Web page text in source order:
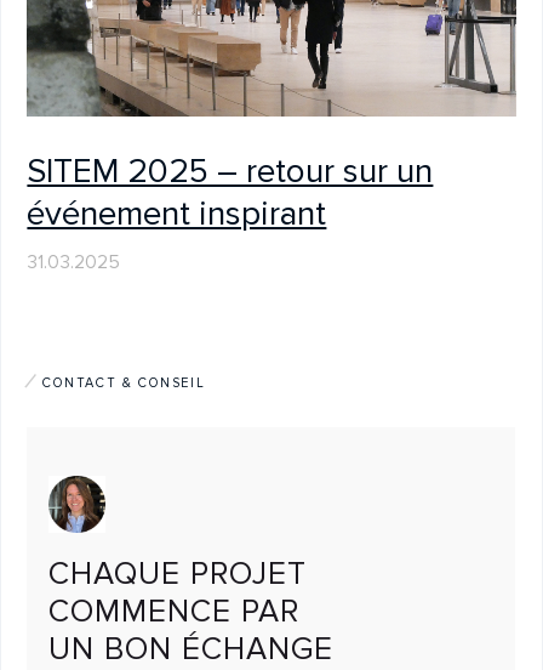
CHAQUE PROJET
COMMENCE PAR
UN BON ÉCHANGE
CONTACT & CONSEIL